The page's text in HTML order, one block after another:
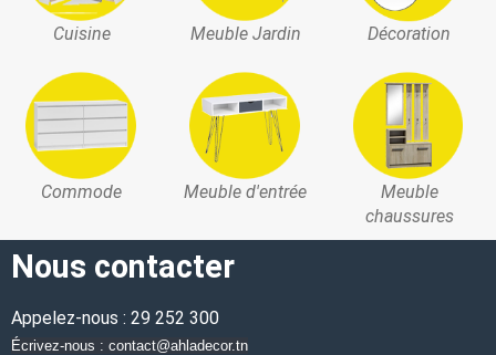
Cuisine Meuble Jardin Décoration
Commode Meuble d'entrée
Meuble
chaussures
Nous contacter
Appelez-nous : 29 252 300
Écrivez-nous : contact@ahladecor.tn